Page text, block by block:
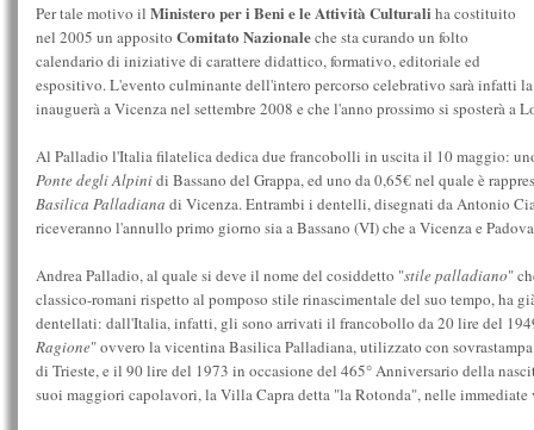
Per tale motivo il Ministero per i Beni e le Attività Culturali ha costituito
nel 2005 un apposito Comitato Nazionaleche sta curando un folto
calendario di iniziative di carattere didattico, formativo, editoriale ed
espositivo. L'evento culminante dell'intero percorso celebrativo sarà infatti
inauguerà a Vicenza nel settembre 2008 e che l'anno prossimo si sposterà a
Al Palladio l'Italia filatelica dedica due francobolli in uscita il 10 maggio:
Ponte degli Alpinidi Bassano del Grappa, ed uno da 0,65€ nel quale è
Basilica Palladiana di Vicenza. Entrambi i dentelli, disegnati da Antonio
riceveranno l'annullo primo giorno sia a Bassano (VI) che a Vicenza e
Andrea Palladio, al quale si deve il nome del cosiddetto "stile palladiano"
classico-romani rispetto al pomposo stile rinascimentale del suo tempo, ha
dentellati: dall'Italia, infatti, gli sono arrivati il francobollo da 20 lire del
Ragione" ovvero la vicentina Basilica Palladiana, utilizzato con
di Trieste, e il 90 lire del 1973 in occasione del 465° Anniversario della
suoi maggiori capolavori, la Villa Capra detta "la Rotonda", nelle